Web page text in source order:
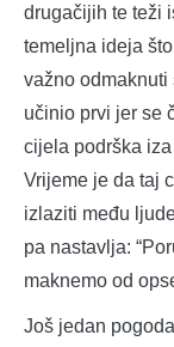
drugačijih te teži
temeljna ideja
važno odmaknuti
učinio prvi jer se
cijela podrška
Vrijeme je da taj
izlaziti među
pa nastavlja:
maknemo od
Još jedan